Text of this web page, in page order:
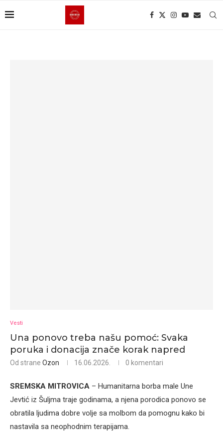
Vesti
Una ponovo treba našu pomoć: Svaka
poruka i donacija znače korak napred
Od strane Ozon 16.06.2026. 0 komentari
SREMSKA MITROVICA – Humanitarna borba male Une
Jevtić iz Šuljma traje godinama, a njena porodica ponovo se
obratila ljudima dobre volje sa molbom da pomognu kako bi
nastavila sa neophodnim terapijama.